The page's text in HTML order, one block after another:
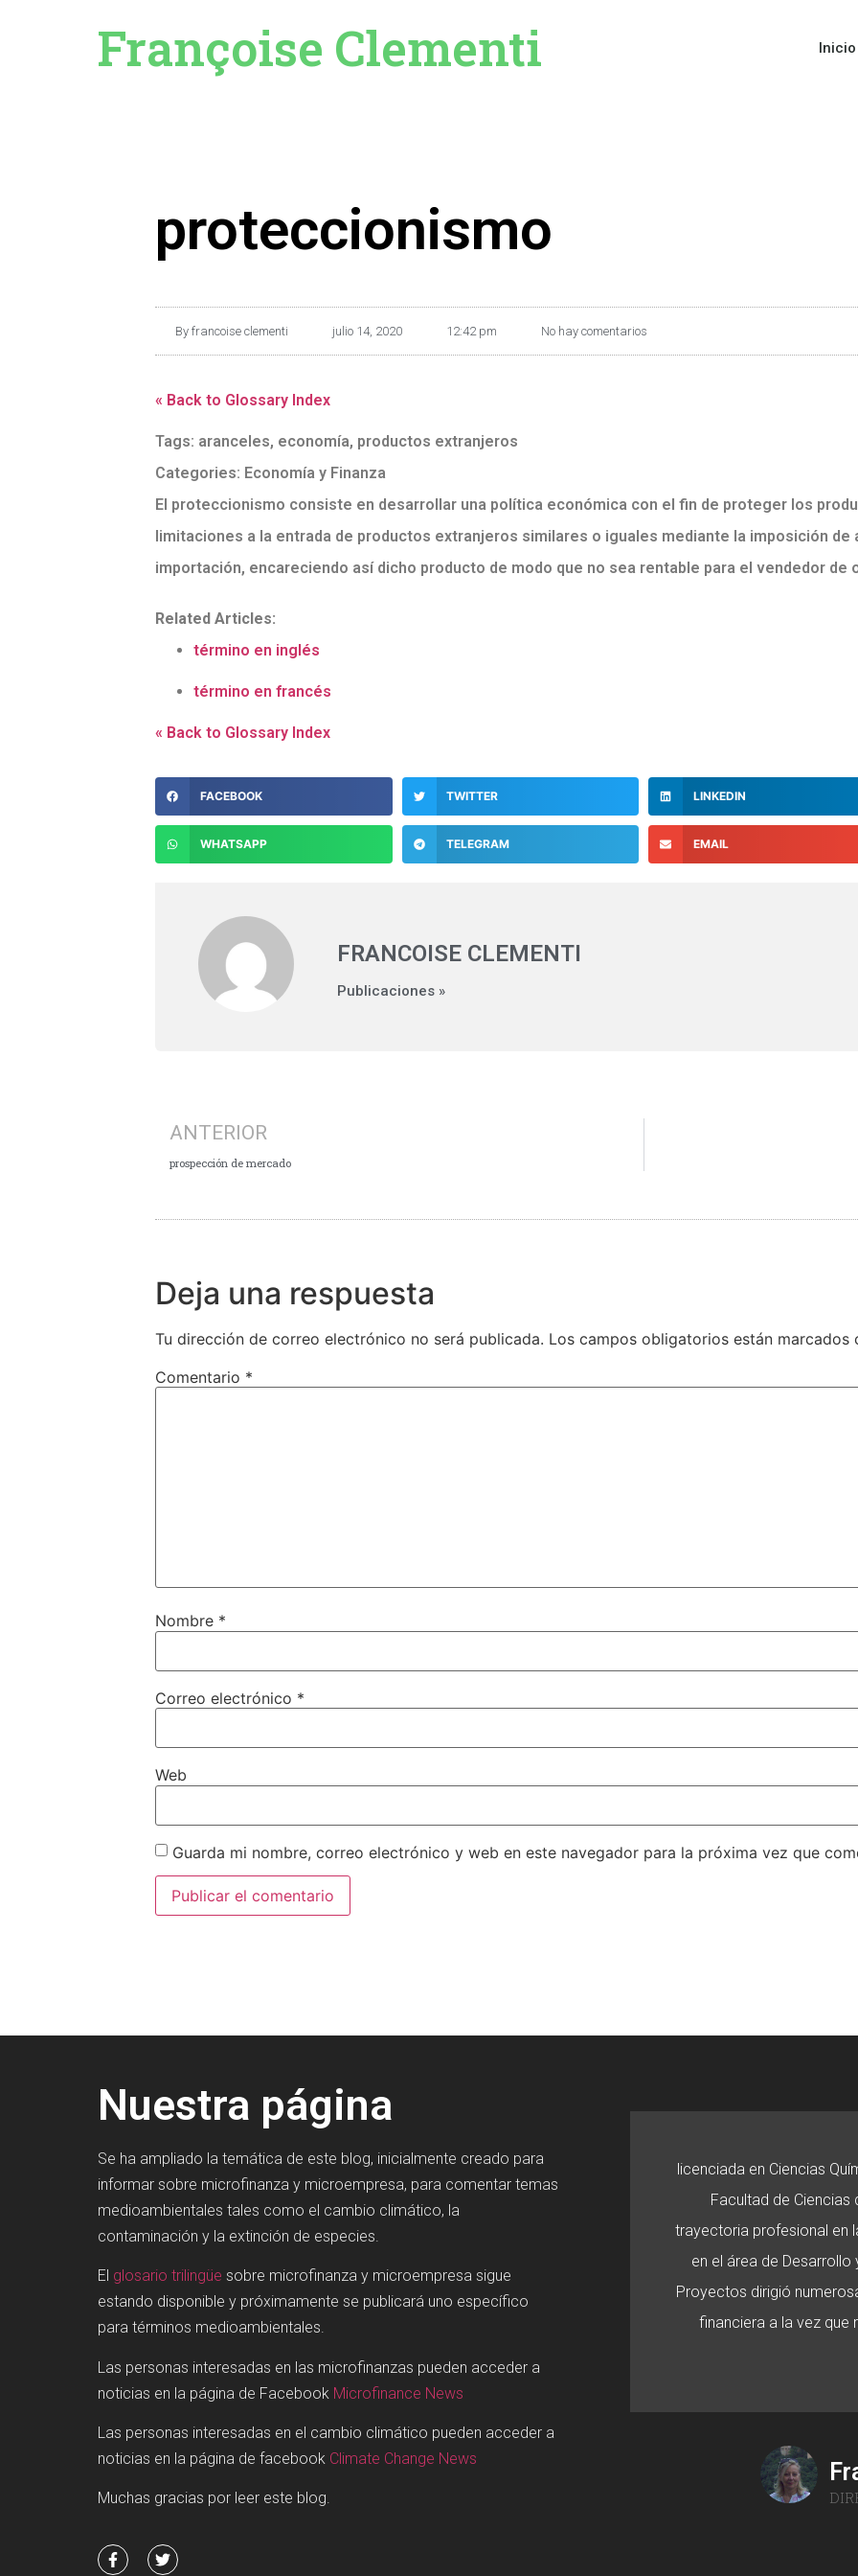
Françoise Clementi Inicio
proteccionismo
By francoise clementi julio 14, 2020 12:42 pm No hay comentarios
« Back to Glossary Index
Tags: aranceles, economía, productos extranjeros
Categories: Economía y Finanza
El proteccionismo consiste en desarrollar una política económica con el fin de proteger los
limitaciones a la entrada de productos extranjeros similares o iguales mediante la imposición de
importación, encareciendo así dicho producto de modo que no sea rentable para el vendedor de
Related Articles:
término en inglés
término en francés
« Back to Glossary Index
FACEBOOK TWITTER LINKEDIN
WHATSAPP TELEGRAM EMAIL
FRANCOISE CLEMENTI
Publicaciones »
ANTERIOR
prospección de mercado
Deja una respuesta
Tu dirección de correo electrónico no será publicada. Los campos obligatorios están marcados
Comentario *
Nombre *
Correo electrónico *
Web
Guarda mi nombre, correo electrónico y web en este navegador para la próxima vez que
Nuestra página
Se ha ampliado la temática de este blog, inicialmente creado para
informar sobre microfinanza y microempresa, para comentar temas
medioambientales tales como el cambio climático, la
contaminación y la extinción de especies.
El glosario trilingüe sobre microfinanza y microempresa sigue
estando disponible y próximamente se publicará uno específico
para términos medioambientales.
Las personas interesadas en las microfinanzas pueden acceder a
noticias en la página de Facebook Microfinance News
Las personas interesadas en el cambio climático pueden acceder a
noticias en la página de facebook Climate Change News
Muchas gracias por leer este blog.
licenciada en Ciencias
Facultad de Ciencias
trayectoria profesional en
en el área de
Proyectos dirigió
financiera a la vez que